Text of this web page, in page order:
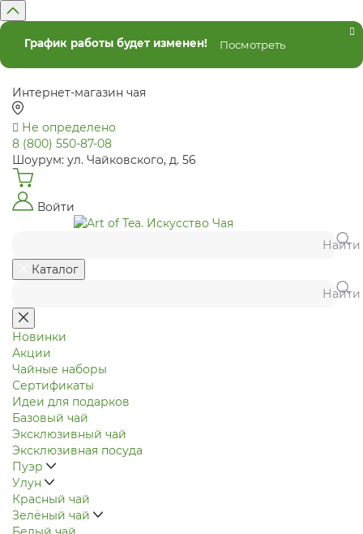
График работы будет изменен! Посмотреть
Интернет-магазин чая
Не определено
8 (800) 550-87-08
Шоурум: ул. Чайковского, д. 56
Войти
Найти
Каталог
Найти
Новинки
Акции
Чайные наборы
Сертификаты
Идеи для подарков
Базовый чай
Эксклюзивный чай
Эксклюзивная посуда
Пуэр
Улун
Красный чай
Зелёный чай